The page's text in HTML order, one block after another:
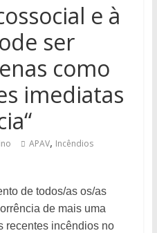
e à
ser
como
imediatas
APAV, Incêndios
de todos/as os/as
de mais uma
recentes incêndios no